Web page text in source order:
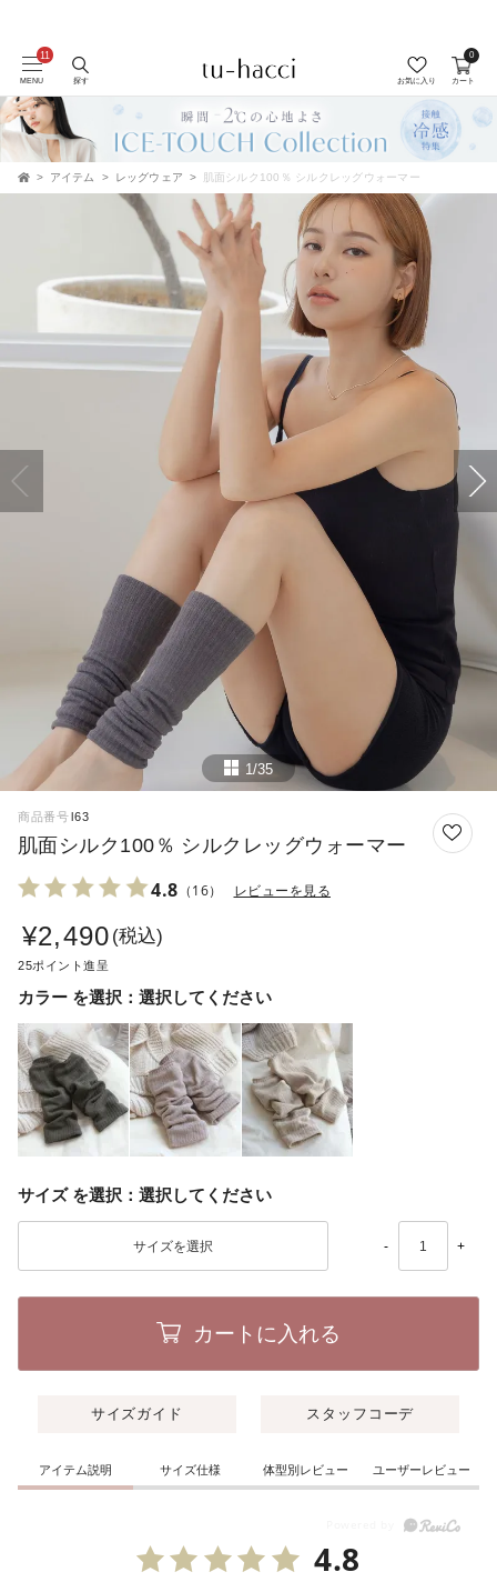
会員登録で今すぐ使えるポイントプレゼント！
MENU 探す お気に入り カート
0
アイテム レッグウェア 肌面シルク100％ シルクレッグウォーマー
1/35
商品番号 l63
肌面シルク100％ シルクレッグウォーマー
4.8 （16） レビューを見る
¥2,490 税込
25
カラー 選択してください
サイズ 選択してください
- +
カートに入れる
サイズガイド スタッフコーデ
アイテム説明 サイズ仕様 体型別レビュー ユーザーレビュー
4.8